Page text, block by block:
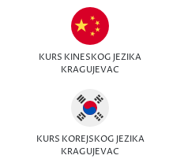
KURS KINESKOG JEZIKA
KRAGUJEVAC
KURS KOREJSKOG JEZIKA
KRAGUJEVAC